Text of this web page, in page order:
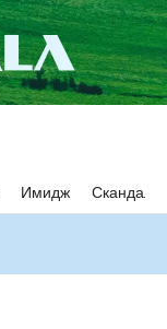
Имидж Скандалы